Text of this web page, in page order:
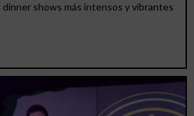
dinner shows más intensos y vibrantes